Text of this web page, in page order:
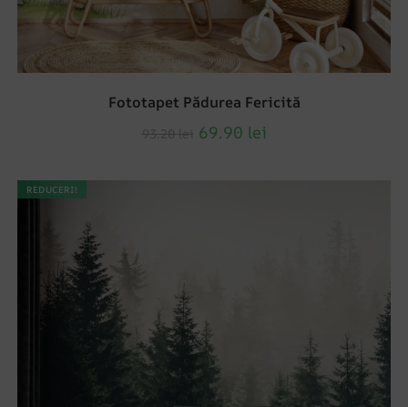
Fototapet Pădurea Fericită
69.90 lei
REDUCERI!